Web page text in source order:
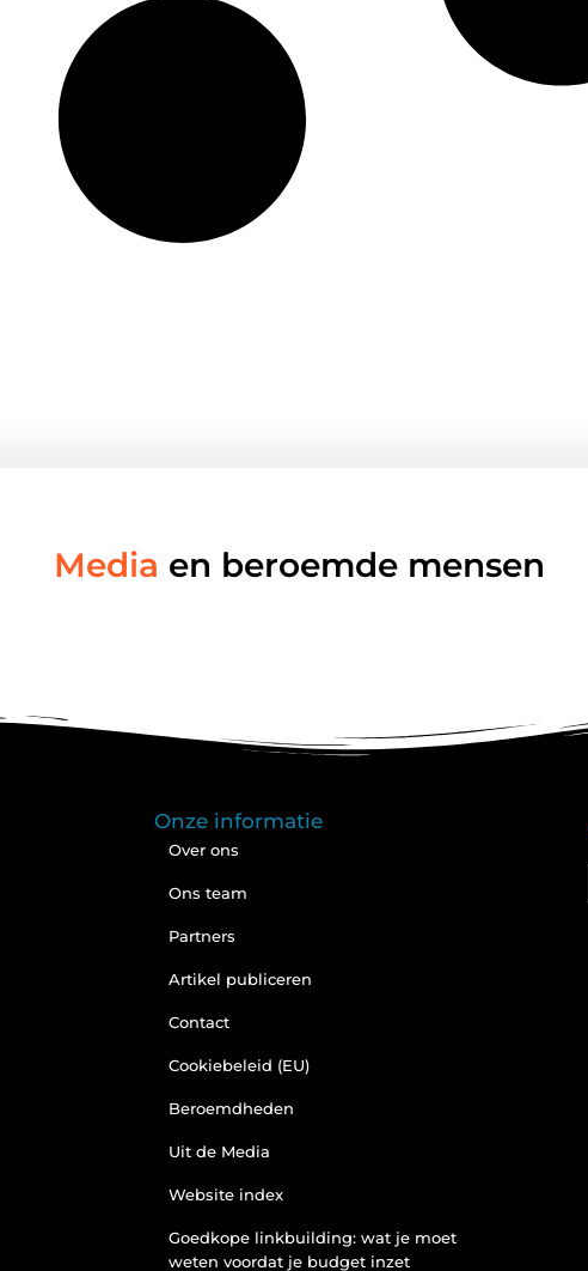
Media en beroemde mensen
Onze informatie
Over ons
Ons team
Partners
Artikel publiceren
Contact
Cookiebeleid (EU)
Beroemdheden
Uit de Media
Website index
Goedkope linkbuilding: wat je moet
weten voordat je budget inzet